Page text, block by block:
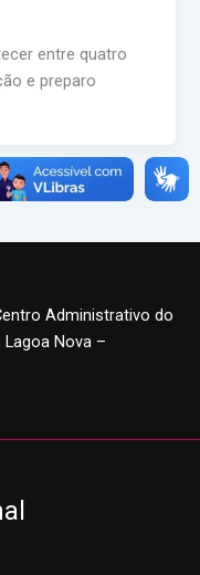
entre quatro
e preparo
Administrativo do
Lagoa Nova –